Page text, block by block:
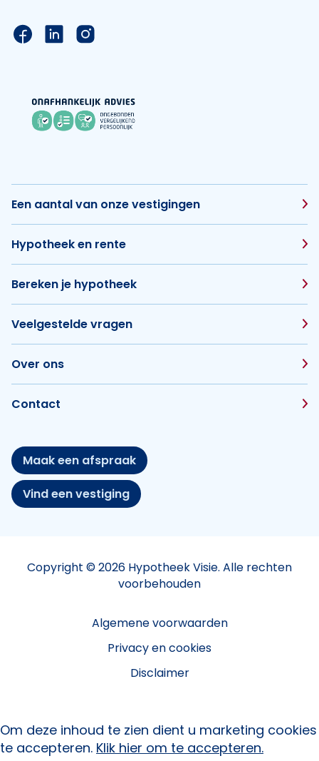
Link naar de Facebook pagina van Hypotheek
Link naar de LinkedIn pagina van
Link naar de Instagram pagina van
Een aantal van onze vestigingen
Hypotheek en rente
Bereken je hypotheek
Veelgestelde vragen
Over ons
Contact
Maak een afspraak
Vind een vestiging
Copyright © 2026 Hypotheek Visie. Alle rechten
voorbehouden
Algemene voorwaarden
Privacy en cookies
Disclaimer
Om deze inhoud te zien dient u marketing cookies
te accepteren. Klik hier om te accepteren.